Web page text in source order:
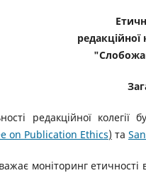
редакційної
редакційної
on Publication Ethics) та
моніторинг